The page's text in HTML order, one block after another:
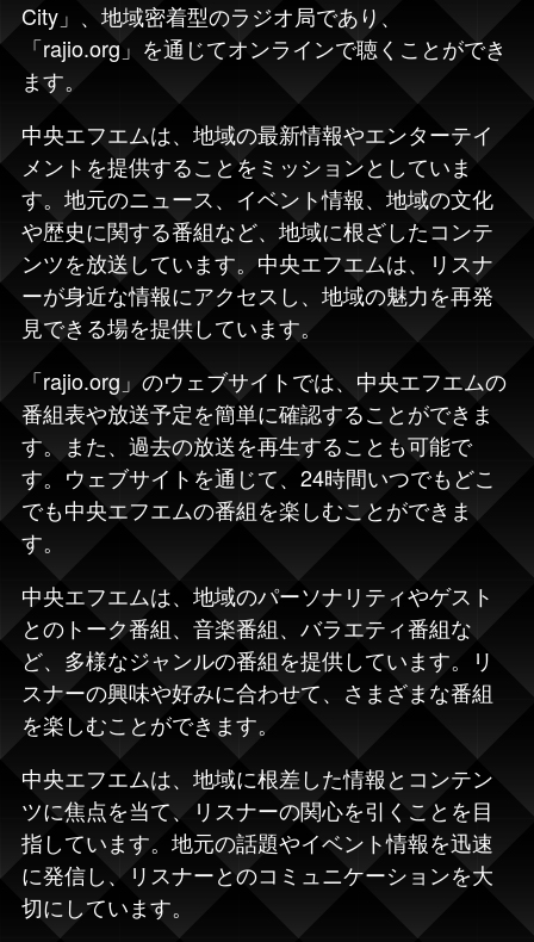
City 」、地域密着型のラジオ局であり、
「rajio.org」を通じてオンラインで聴くことができ
ます。
中央エフエムは、地域の最新情報やエンターテイ
メントを提供することをミッションとしていま
す。地元のニュース、イベント情報、地域の文化
や歴史に関する番組など、地域に根ざしたコンテ
ンツを放送しています。中央エフエムは、リスナ
ーが身近な情報にアクセスし、地域の魅力を再発
見できる場を提供しています。
「rajio.org」のウェブサイトでは、中央エフエムの
番組表や放送予定を簡単に確認することができま
す。また、過去の放送を再生することも可能で
す。ウェブサイトを通じて、24時間いつでもどこ
でも中央エフエムの番組を楽しむことができま
す。
中央エフエムは、地域のパーソナリティやゲスト
とのトーク番組、音楽番組、バラエティ番組な
ど、多様なジャンルの番組を提供しています。リ
スナーの興味や好みに合わせて、さまざまな番組
を楽しむことができます。
中央エフエムは、地域に根差した情報とコンテン
ツに焦点を当て、リスナーの関心を引くことを目
指しています。地元の話題やイベント情報を迅速
に発信し、リスナーとのコミュニケーションを大
切にしています。